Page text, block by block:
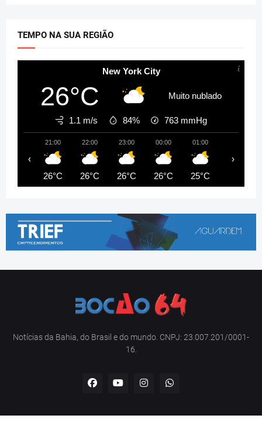
TEMPO NA SUA REGIÃO
New York City
26°C Muito nublado
1.1 m/s 84% 763 mmHg
21:00
26°C
22:00
26°C
23:00
26°C
00:00
26°C
01:00
25°C
‹ ›
Notícias da Bahia, do Brasil e do mundo. CNPJ: 23.007.201/0001-
16.